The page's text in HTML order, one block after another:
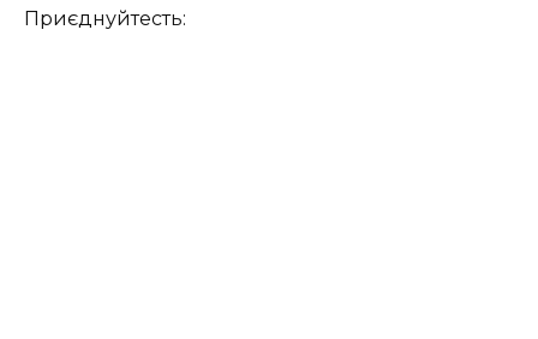
Приєднуйтесть: